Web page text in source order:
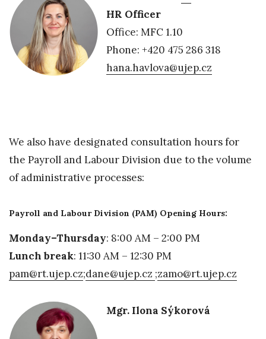
HR Officer
Office: MFC 1.10
Phone: +420 475 286 318
hana.havlova@ujep.cz
We also have designated consultation hours for
the Payroll and Labour Division due to the volume
of administrative processes:
Payroll and Labour Division (PAM) Opening Hours:
Monday–Thursday: 8:00 AM – 2:00 PM
Lunch break: 11:30 AM – 12:30 PM
pam@rt.ujep.cz;dane@ujep.cz ;zamo@rt.ujep.cz
Mgr. Ilona Sýkorová